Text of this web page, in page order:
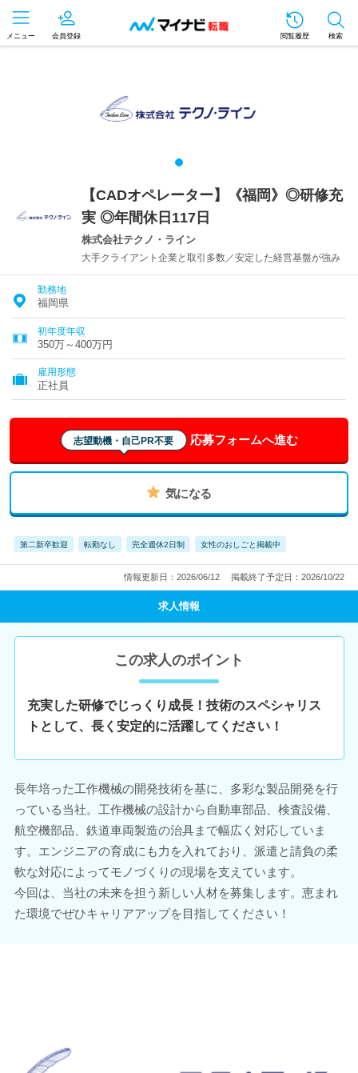
メニュー 会員登録 閲覧履歴 検索
【CADオペレーター】《福岡》◎研修充
実 ◎年間休日117日
株式会社テクノ・ライン
大手クライアント企業と取引多数／安定した経営基盤が強み
勤務地
福岡県
初年度年収
350万～400万円
雇用形態
正社員
志望動機・自己PR不要 応募フォームへ進む
気になる
第二新卒歓迎 転勤なし 完全週休2日制 女性のおしごと掲載中
情報更新日：2026/06/12 掲載終了予定日：2026/10/22
求人情報
この求人のポイント
充実した研修でじっくり成長！技術のスペシャリス
トとして、長く安定的に活躍してください！
長年培った工作機械の開発技術を基に、多彩な製品開発を行
っている当社。工作機械の設計から自動車部品、検査設備、
航空機部品、鉄道車両製造の治具まで幅広く対応していま
す。エンジニアの育成にも力を入れており、派遣と請負の柔
軟な対応によってモノづくりの現場を支えています。
今回は、当社の未来を担う新しい人材を募集します。恵まれ
た環境でぜひキャリアアップを目指してください！